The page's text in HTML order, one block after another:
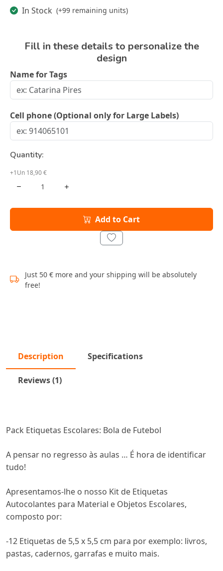
In Stock (+99 remaining units)
Fill in these details to personalize the
design
Name for Tags
Cell phone (Optional only for Large Labels)
Quantity:
+1Un 18,90 €
Add to Cart
Just 50 € more and your shipping will be absolutely
free!
Description Specifications
Reviews (1)
Pack Etiquetas Escolares: Bola de Futebol
A pensar no regresso às aulas … É hora de identificar
tudo!
Apresentamos-lhe o nosso Kit de Etiquetas
Autocolantes para Material e Objetos Escolares,
composto por:
-12 Etiquetas de 5,5 x 5,5 cm para por exemplo: livros,
pastas, cadernos, garrafas e muito mais.